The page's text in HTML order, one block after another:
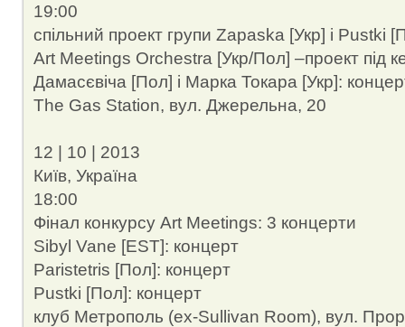
19:00
спільний проект групи Zapaska [Укр] i Pustki
Art Meetings Orchestra [Укр/Пол] –проект під
Дамасєвіча [Пол] і Марка Токара [Укр]:
The Gas Station, вул. Джерельна, 20
12 | 10 | 2013
Київ, Україна
18:00
Фінал конкурсу Art Meetings: 3 концерти
Sibyl Vane [EST]: концерт
Paristetris [Пол]: концерт
Pustki [Пол]: концерт
клуб Метрополь (ex-Sullivan Room), вул.